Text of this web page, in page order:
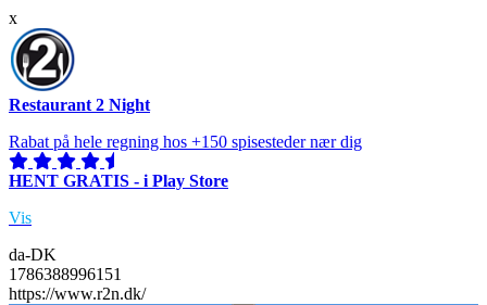
x
Restaurant 2 Night
Rabat på hele regning hos +150 spisesteder nær dig
HENT GRATIS - i Play Store
Vis
da-DK
1786388996151
https://www.r2n.dk/